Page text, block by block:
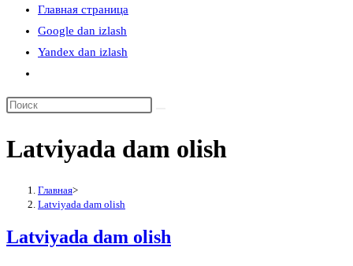
сайту
Главная страница
Google dan izlash
Yandex dan izlash
по
сайту
Поиск
сайте
Latviyada dam olish
Главная>
Latviyada dam olish
Latviyada dam olish